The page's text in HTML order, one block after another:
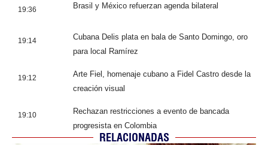
19:36 Brasil y México refuerzan agenda bilateral
19:14
Cubana Delis plata en bala de Santo Domingo, oro
para local Ramírez
19:12
Arte Fiel, homenaje cubano a Fidel Castro desde la
creación visual
19:10
Rechazan restricciones a evento de bancada
progresista en Colombia
RELACIONADAS